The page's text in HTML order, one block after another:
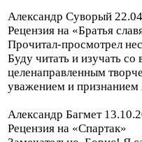
Александр Суворый
Рецензия на «Братья
Прочитал-просмотрел
Буду читать и изучать
целенаправленным
уважением и признанием
Александр Багмет
Рецензия на «Спартак»